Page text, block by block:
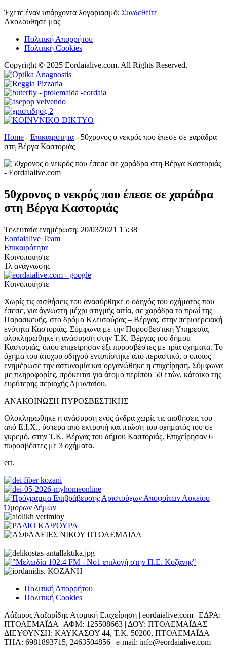
Έχετε έναν υπάρχοντα λογαριασμό; Συνδεθείτε
Ακολουθησε μας
Πολιτική Απορρήτου
Πολιτική Cookies
Copyright © 2025 Eordaialive.com. All Rights Reserved.
Home - Επικαιρότητα - 50χρονος ο νεκρός που έπεσε σε χαράδρα
στη Βέργα Καστοριάς
50χρονος ο νεκρός που έπεσε σε χαράδρα
στη Βέργα Καστοριάς
Τελευταία ενημέρωση: 20/03/2021 15:38
Eordaialive Team
Επικαιρότητα
Κοινοποιήστε
1λ ανάγνωσης
Κοινοποιήστε
Χωρίς τις αισθήσεις του ανασύρθηκε ο οδηγός του οχήματος που
έπεσε, για άγνωστη μέχρι στιγμής αιτία, σε χαράδρα το πρωί της
Παρασκευής, στο δρόμο Κλεισούρας – Βέργας, στην περιφερειακή
ενότητα Καστοριάς. Σύμφωνα με την Πυροσβεστική Υπηρεσία,
ολοκληρώθηκε η ανάσυρση στην Τ.Κ. Βέργας του δήμου
Καστοριάς, όπου επιχείρησαν έξι πυροσβέστες με τρία οχήματα. Το
όχημα του άτυχου οδηγού εντοπίστηκε από περαστικό, ο οποίος
ενημέρωσε την αστυνομία και οργανώθηκε η επιχείρηση. Σύμφωνα
με πληροφορίες, πρόκειται για άτομο περίπου 50 ετών, κάτοικο της
ευρύτερης περιοχής Αμυνταίου.
ΑΝΑΚΟΙΝΩΣΗ ΠΥΡΟΣΒΕΣΤΙΚΗΣ
Ολοκληρώθηκε η ανάσυρση ενός άνδρα χωρίς τις αισθήσεις του
από Ε.Ι.Χ., ύστερα από εκτροπή και πτώση του οχήματός του σε
γκρεμό, στην Τ.Κ. Βέργας του δήμου Καστοριάς. Επιχείρησαν 6
πυροσβέστες με 3 οχήματα.
ert.
Πολιτική Απορρήτου
Πολιτική Cookies
Λάζαρος Λαζαρίδης Ατομική Επιχείρηση | eordaialive.com | ΕΔΡΑ:
ΠΤΟΛΕΜΑΪΔΑ | ΑΦΜ: 125508663 | ΔΟΥ: ΠΤΟΛΕΜΑΪΔΑΣ
ΔΙΕΥΘΥΝΣΗ: ΚΑΥΚΑΣΟΥ 44, Τ.Κ. 50200, ΠΤΟΛΕΜΑΪΔΑ |
ΤΗΛ: 6981893715, 2463504856 | e-mail: info@eordaialive.com